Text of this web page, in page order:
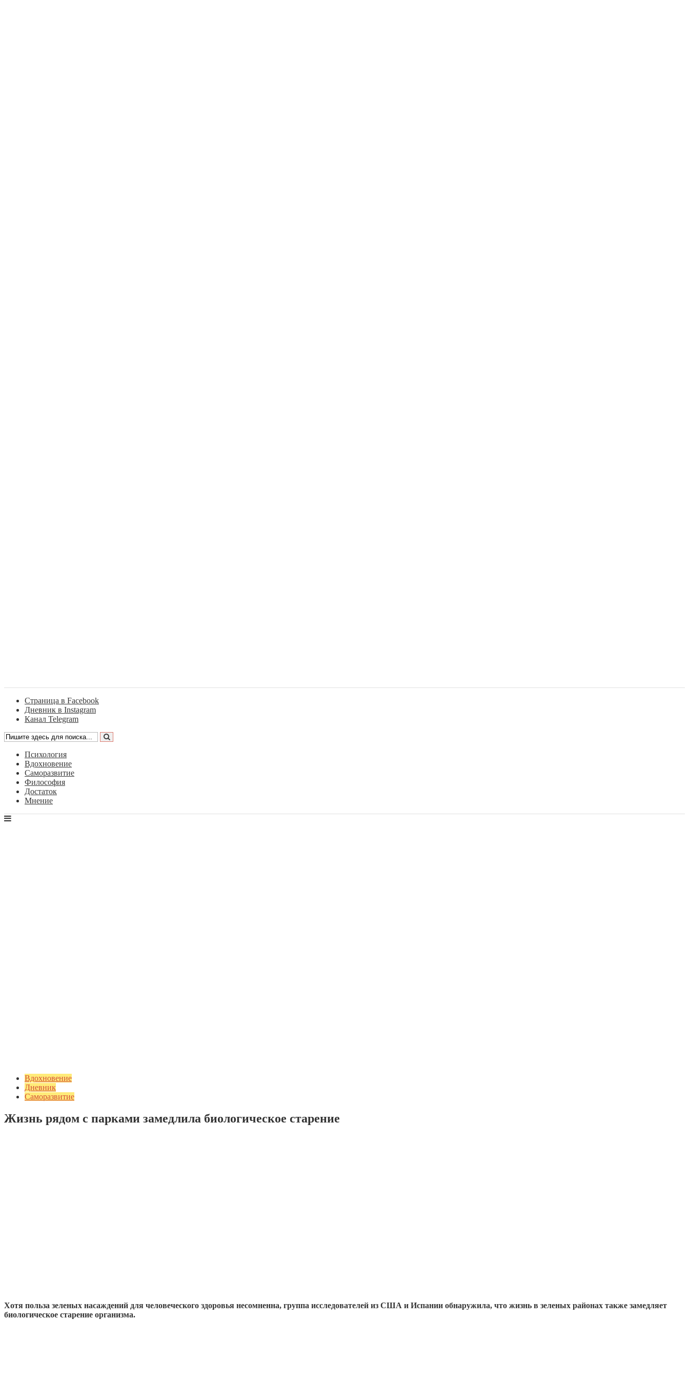
Страница в Facebook
Дневник в Instagram
Канал Telegram
Психология
Вдохновение
Саморазвитие
Философия
Достаток
Мнение
Вдохновение
Дневник
Саморазвитие
Жизнь рядом с парками замедлила биологическое старение
Хотя польза зеленых насаждений для человеческого здоровья несомненна, группа исследователей из США и Испании обнаружила, что жизнь в зеленых районах также замедляет
биологическое старение организма.